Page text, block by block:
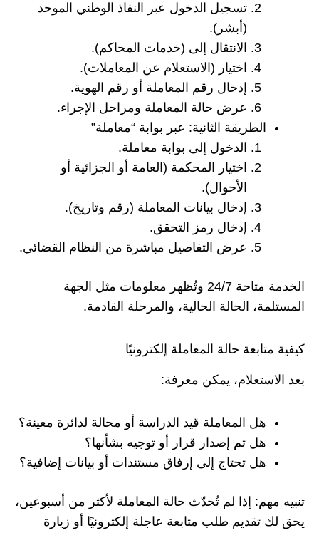
تسجيل الدخول عبر النفاذ الوطني الموحد
(أبشر).
الانتقال إلى (خدمات المحاكم).
اختيار (الاستعلام عن المعاملات).
إدخال رقم المعاملة أو رقم الهوية.
عرض حالة المعاملة ومراحل الإجراء.
الطريقة الثانية: عبر بوابة “معاملة”
الدخول إلى بوابة معاملة.
اختيار المحكمة (العامة أو الجزائية أو
الأحوال).
إدخال بيانات المعاملة (رقم وتاريخ).
إدخال رمز التحقق.
عرض التفاصيل مباشرة من النظام القضائي.
الخدمة متاحة 24/7 وتُظهر معلومات مثل الجهة
المستلمة، الحالة الحالية، والمرحلة القادمة.
كيفية متابعة حالة المعاملة إلكترونيًا
بعد الاستعلام، يمكن معرفة:
هل المعاملة قيد الدراسة أو محالة لدائرة معينة؟
هل تم إصدار قرار أو توجيه بشأنها؟
هل تحتاج إلى إرفاق مستندات أو بيانات إضافية؟
تنبيه مهم: إذا لم تُحدّث حالة المعاملة لأكثر من أسبوعين،
يحق لك تقديم طلب متابعة عاجلة إلكترونيًا أو زيارة